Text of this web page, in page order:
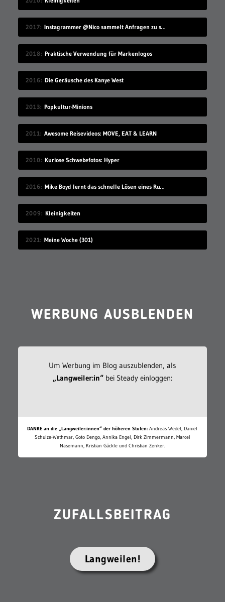
2017 Instagrammer @Nico sammelt Anfragen zu seinem Benutzernamen
2018 Praktische Verwendung für Markenlogos
2016 Die Geräusche des Kanye West
2013 Popkultur-Minions
2011 Awesome Reisevideos: MOVE, EAT & LEARN
2010 Kuriose Schwebefotos: Hyper
2016 Mike Boyd lernt das schnelle Lösen eines Rubik’s Cube
2009 Kleinigkeiten
2021 Meine Woche (301)
WERBUNG AUSBLENDEN
Um Werbung im Blog auszublenden, als
„Langweiler:in“bei Steady einloggen:
DANKE an die „Langweiler:innen“ der höheren Stufen: Andreas Wedel, Daniel
Schulze-Wethmar, Goto Dengo, Annika Engel, Dirk Zimmermann, Marcel
Nasemann, Kristian Gäckle und Christian Zenker.
ZUFALLSBEITRAG
Langweilen!